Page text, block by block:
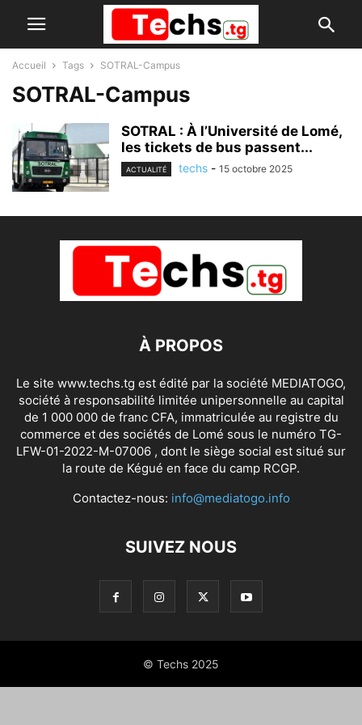
Accueil Tags SOTRAL-Campus
SOTRAL-Campus
SOTRAL : À l’Université de Lomé,
les tickets de bus passent...
ACTUALITÉ techs - 15 octobre 2025
À PROPOS
Le site www.techs.tg est édité par la société MEDIATOGO,
société à responsabilité limitée unipersonnelle au capital
de 1 000 000 de franc CFA, immatriculée au registre du
commerce et des sociétés de Lomé sous le numéro TG-
LFW-01-2022-M-07006 , dont le siège social est situé sur
la route de Kégué en face du camp RCGP.
Contactez-nous: info@mediatogo.info
SUIVEZ NOUS
© Techs 2025